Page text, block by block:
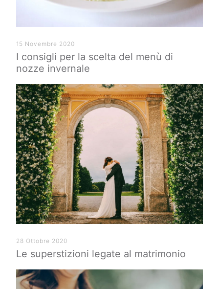
15 Novembre 2020
I consigli per la scelta del menù di
nozze invernale
28 Ottobre 2020
Le superstizioni legate al matrimonio